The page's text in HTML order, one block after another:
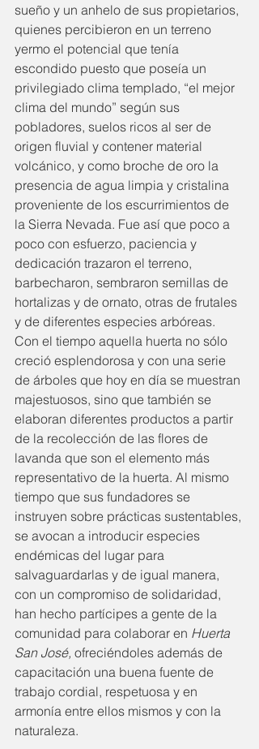
sueño y un anhelo de sus propietarios,
quienes percibieron en un terreno
yermo el potencial que tenía
escondido puesto que poseía un
privilegiado clima templado, “el mejor
clima del mundo” según sus
pobladores, suelos ricos al ser de
origen fluvial y contener material
volcánico, y como broche de oro la
presencia de agua limpia y cristalina
proveniente de los escurrimientos de
la Sierra Nevada. Fue así que poco a
poco con esfuerzo, paciencia y
dedicación trazaron el terreno,
barbecharon, sembraron semillas de
hortalizas y de ornato, otras de frutales
y de diferentes especies arbóreas.
Con el tiempo aquella huerta no sólo
creció esplendorosa y con una serie
de árboles que hoy en día se muestran
majestuosos, sino que también se
elaboran diferentes productos a partir
de la recolección de las flores de
lavanda que son el elemento más
representativo de la huerta. Al mismo
tiempo que sus fundadores se
instruyen sobre prácticas sustentables,
se avocan a introducir especies
endémicas del lugar para
salvaguardarlas y de igual manera,
con un compromiso de solidaridad,
han hecho partícipes a gente de la
comunidad para colaborar en Huerta
San José, ofreciéndoles además de
capacitación una buena fuente de
trabajo cordial, respetuosa y en
armonía entre ellos mismos y con la
naturaleza.